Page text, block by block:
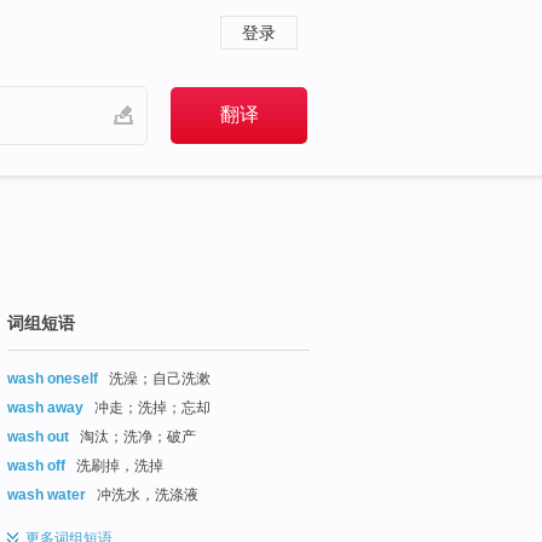
登录
词组短语
wash oneself
洗澡；自己洗漱
wash away
冲走；洗掉；忘却
wash out
淘汰；洗净；破产
wash off
洗刷掉，洗掉
wash water
冲洗水，洗涤液
更多词组短语